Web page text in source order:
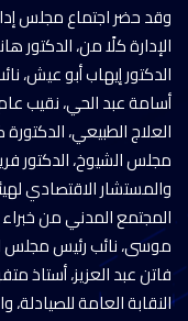
الإدارة كلًا من، الدكتور
الدكتور إيهاب أبو عيش،
أسامة عبد الحي، نقيب
العلاج الطبيعي،
مجلس الشيوخ، الدكتور
والمستشار الاقتصادي
المجتمع المدني من
موسى، نائب رئيس مجلس
فاتن عبد العزيز، أستاذ
النقابة العامة